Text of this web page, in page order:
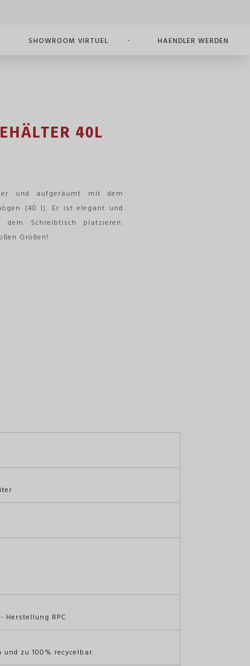
SHOWROOM VIRTUEL HAENDLER WERDEN
40L
und aufgeräumt mit dem
(40 l). Er ist elegant und
Schreibtisch platzieren.
Größen!
Herstellung RPC
zu 100% recycelbar.